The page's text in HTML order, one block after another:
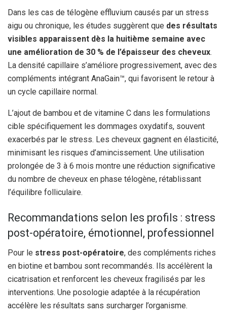
Dans les cas de télogène effluvium causés par un stress
aigu ou chronique, les études suggèrent que des résultats
visibles apparaissent dès la huitième semaine avec
une amélioration de 30 % de l’épaisseur des cheveux.
La densité capillaire s’améliore progressivement, avec des
compléments intégrant AnaGain™, qui favorisent le retour à
un cycle capillaire normal.
L’ajout de bambou et de vitamine C dans les formulations
cible spécifiquement les dommages oxydatifs, souvent
exacerbés par le stress. Les cheveux gagnent en élasticité,
minimisant les risques d’amincissement. Une utilisation
prolongée de 3 à 6 mois montre une réduction significative
du nombre de cheveux en phase télogène, rétablissant
l’équilibre folliculaire.
Recommandations selon les profils : stress
post-opératoire, émotionnel, professionnel
Pour le stress post-opératoire, des compléments riches
en biotine et bambou sont recommandés. Ils accélèrent la
cicatrisation et renforcent les cheveux fragilisés par les
interventions. Une posologie adaptée à la récupération
accélère les résultats sans surcharger l’organisme.